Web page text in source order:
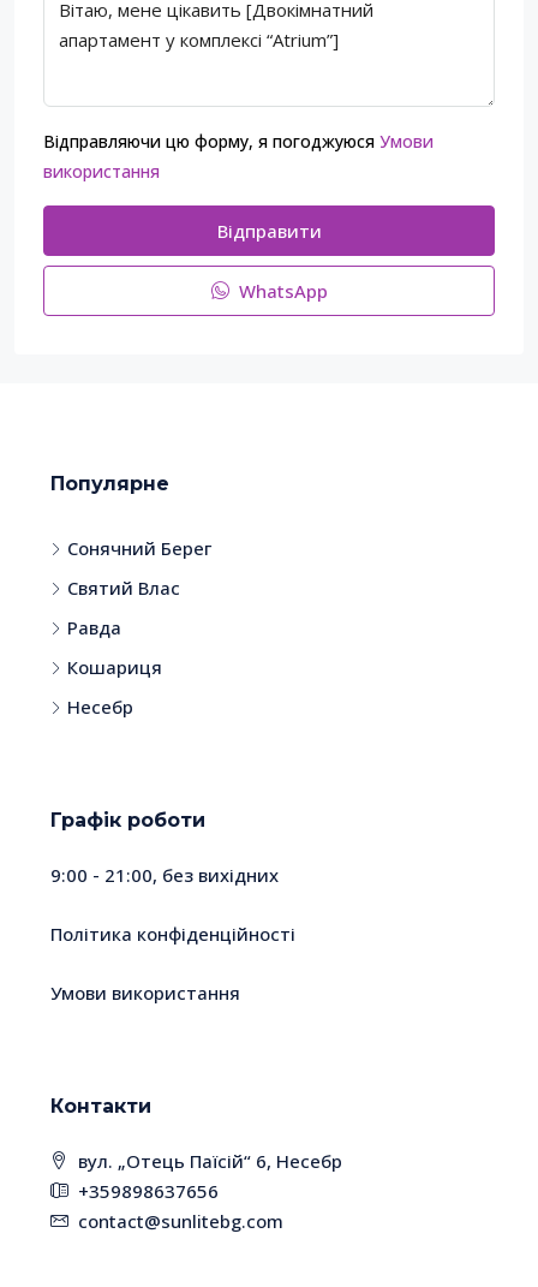
Відправляючи цю форму, я погоджуюся Умови
використання
Відправити
WhatsApp
Популярне
Сонячний Берег
Святий Влас
Равда
Кошариця
Несебр
Графік роботи
9:00 - 21:00, без вихідних
Політика конфіденційності
Умови використання
Контакти
вул. „Отець Паїсій“ 6, Несебр
+359898637656
contact@sunlitebg.com